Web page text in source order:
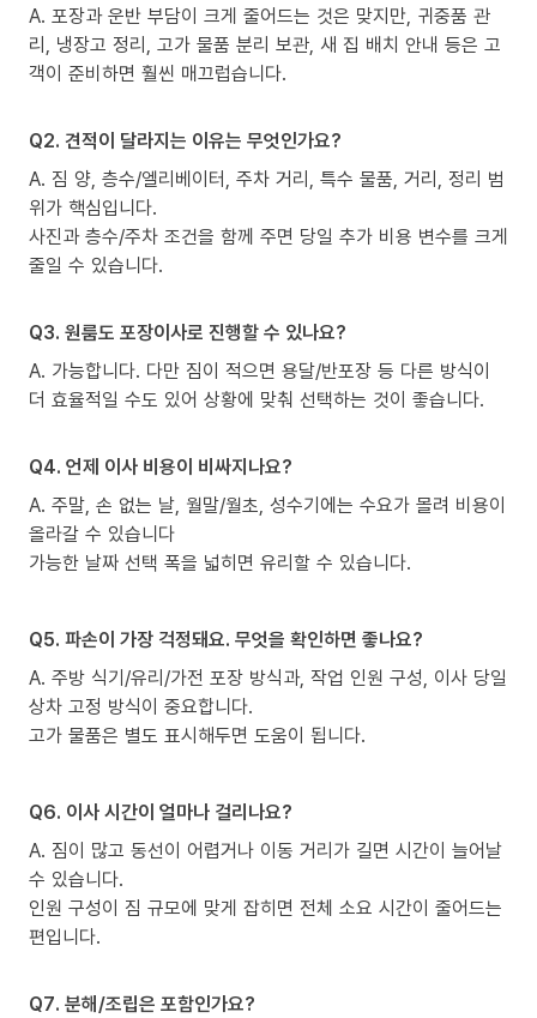
A. 포장과 운반 부담이 크게 줄어드는 것은 맞지만, 귀중품 관
리, 냉장고 정리, 고가 물품 분리 보관, 새 집 배치 안내 등은 고
객이 준비하면 훨씬 매끄럽습니다.
Q2. 견적이 달라지는 이유는 무엇인가요?
A. 짐 양, 층수/엘리베이터, 주차 거리, 특수 물품, 거리, 정리 범
위가 핵심입니다.
사진과 층수/주차 조건을 함께 주면 당일 추가 비용 변수를 크게
줄일 수 있습니다.
Q3. 원룸도 포장이사로 진행할 수 있나요?
A. 가능합니다. 다만 짐이 적으면 용달/반포장 등 다른 방식이
더 효율적일 수도 있어 상황에 맞춰 선택하는 것이 좋습니다.
Q4. 언제 이사 비용이 비싸지나요?
A. 주말, 손 없는 날, 월말/월초, 성수기에는 수요가 몰려 비용이
올라갈 수 있습니다
가능한 날짜 선택 폭을 넓히면 유리할 수 있습니다.
Q5. 파손이 가장 걱정돼요. 무엇을 확인하면 좋나요?
A. 주방 식기/유리/가전 포장 방식과, 작업 인원 구성, 이사 당일
상차 고정 방식이 중요합니다.
고가 물품은 별도 표시해두면 도움이 됩니다.
Q6. 이사 시간이 얼마나 걸리나요?
A. 짐이 많고 동선이 어렵거나 이동 거리가 길면 시간이 늘어날
수 있습니다.
인원 구성이 짐 규모에 맞게 잡히면 전체 소요 시간이 줄어드는
편입니다.
Q7. 분해/조립은 포함인가요?